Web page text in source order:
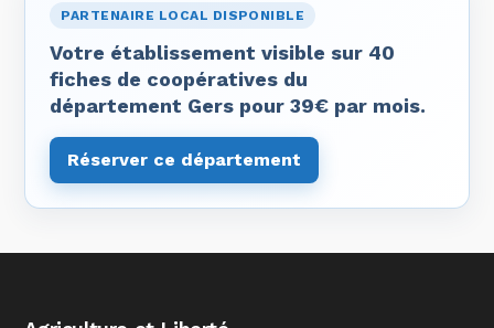
PARTENAIRE LOCAL DISPONIBLE
Votre établissement visible sur 40
fiches de coopératives du
département Gers pour 39€ par mois.
Réserver ce département